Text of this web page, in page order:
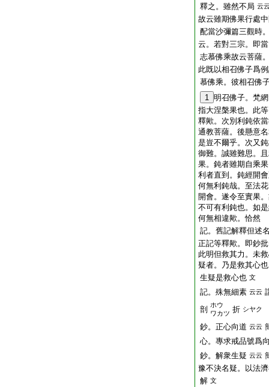
釋之。雖然不局 云
故云雖期佛果行處
配當沙彌篇三觀時
云。若對三宗。即
志慕佛乘故云菩薩
此既以相召佛子爲
慕佛乘。彼相召佛
1 明召佛子。梵
指大涅槃果也。此
釋歟。次別利鈍依
通教菩薩。後懸意
是豈不爾乎。次又
御難。誠雖難思。
果。鈍者雖期自乘
利者直到。鈍經開
何無利鈍哉。至法
開會。遂令至實果
不可有利鈍也。如
何無相違歟。恰然
記。舊記解釋但述
正記等釋歟。即鈔
此明但救其力。未
疑者。乃是救其心
生疑是救心也 文
記。殊無細素 云云
剖
ホウ
ワカツ 折 シヤク
鈔。正心向道 云云
心。專求戒品號爲
鈔。解衆生疑 云云
豫不決名疑。以法
解 文